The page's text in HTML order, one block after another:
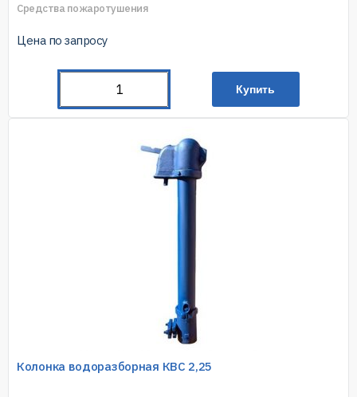
Средства пожаротушения
Цена по запросу
Купить
Колонка водоразборная КВС 2,25